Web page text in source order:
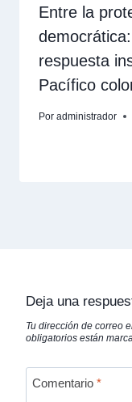
Entre la
respuesta
Pacífico
Por administrador
Deja una
Tu dirección de correo
obligatorios están
Comentario *